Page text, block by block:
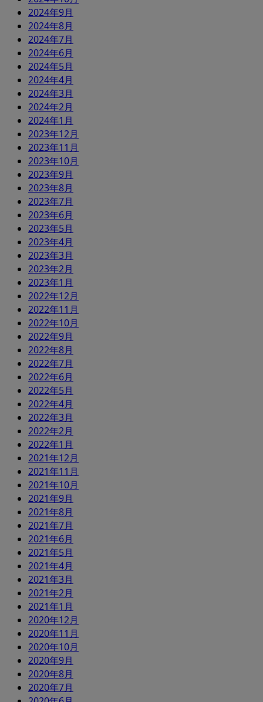
2024年9月
2024年8月
2024年7月
2024年6月
2024年5月
2024年4月
2024年3月
2024年2月
2024年1月
2023年12月
2023年11月
2023年10月
2023年9月
2023年8月
2023年7月
2023年6月
2023年5月
2023年4月
2023年3月
2023年2月
2023年1月
2022年12月
2022年11月
2022年10月
2022年9月
2022年8月
2022年7月
2022年6月
2022年5月
2022年4月
2022年3月
2022年2月
2022年1月
2021年12月
2021年11月
2021年10月
2021年9月
2021年8月
2021年7月
2021年6月
2021年5月
2021年4月
2021年3月
2021年2月
2021年1月
2020年12月
2020年11月
2020年10月
2020年9月
2020年8月
2020年7月